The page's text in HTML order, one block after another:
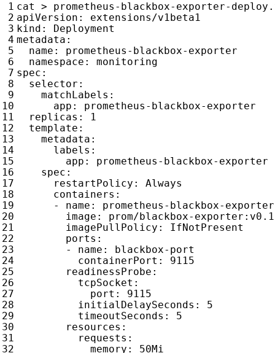
cat > prometheus-blackbox-exporter-
apiVersion :
extensions/v1beta1
kind :
Deployment
metadata :
name :
prometheus-blackbox-exporter
namespace :
monitoring
spec :
selector :
matchLabels :
app :
prometheus-blackbox-exporter
replicas :
1
template :
metadata :
labels :
app :
prometheus-blackbox-exporter
spec :
restartPolicy :
Always
containers :
- name :
prometheus-blackbox-exporter
image :
prom/blackbox-
imagePullPolicy :
IfNotPresent
ports :
- name :
blackbox-port
containerPort :
9115
readinessProbe :
tcpSocket :
port :
9115
initialDelaySeconds :
5
timeoutSeconds :
5
resources :
requests :
memory :
50Mi